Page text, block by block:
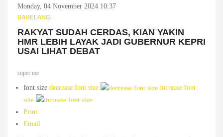
Monday, 04 November 2024 10:37
BARELANG
RAKYAT SUDAH CERDAS, KIAN YAKIN
HMR LEBIH LAYAK JADI GUBERNUR KEPRI
USAI LIHAT DEBAT
super me
font size decrease font size
increase font
size
Print
Email